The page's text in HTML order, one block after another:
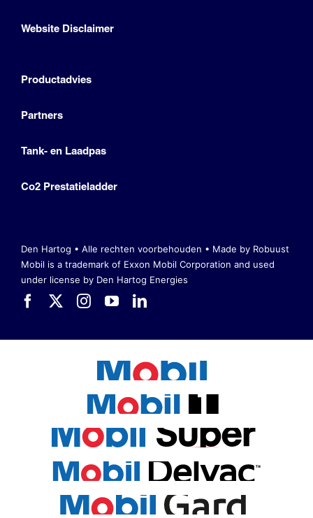
Website Disclaimer
Productadvies
Partners
Tank- en Laadpas
Co2 Prestatieladder
Den Hartog • Alle rechten voorbehouden • Made by Robuust
Mobil is a trademark of Exxon Mobil Corporation and used
under license by Den Hartog Energies